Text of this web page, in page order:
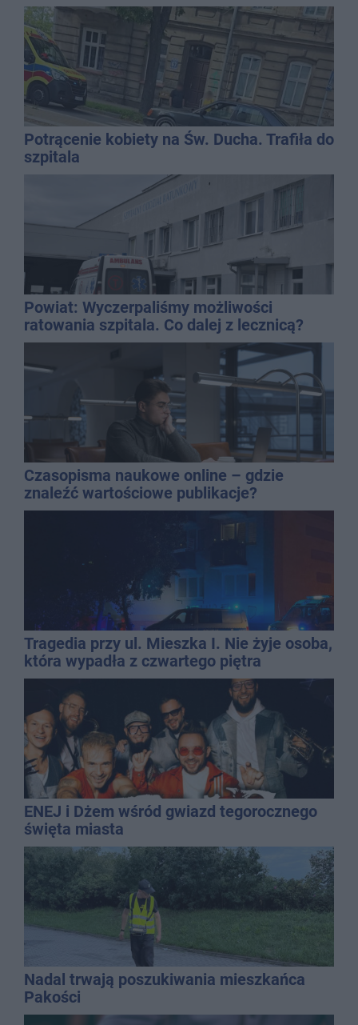
Potrącenie kobiety na Św. Ducha. Trafiła do
szpitala
Powiat: Wyczerpaliśmy możliwości
ratowania szpitala. Co dalej z lecznicą?
Czasopisma naukowe online – gdzie
znaleźć wartościowe publikacje?
Tragedia przy ul. Mieszka I. Nie żyje osoba,
która wypadła z czwartego piętra
ENEJ i Dżem wśród gwiazd tegorocznego
święta miasta
Nadal trwają poszukiwania mieszkańca
Pakości